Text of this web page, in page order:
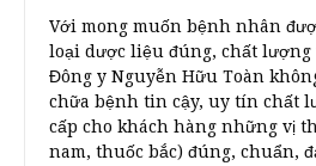
Với mong muốn bệnh nhân
loại dược liệu đúng, chất lượng
Đông y Nguyễn Hữu Toàn
chữa bệnh tin cậy, uy tín chất
cấp cho khách hàng những vị
nam, thuốc bắc) đúng, chuẩn,